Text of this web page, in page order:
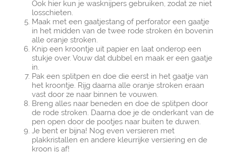
Ook hier kun je wasknijpers gebruiken, zodat ze niet
losschieten.
Maak met een gaatjestang of perforator een gaatje
in het midden van de twee rode stroken én bovenin
alle oranje stroken.
Knip een kroontje uit papier en laat onderop een
stukje over. Vouw dat dubbel en maak er een gaatje
in.
Pak een splitpen en doe die eerst in het gaatje van
het kroontje. Rijg daarna alle oranje stroken eraan
vast door ze naar binnen te vouwen.
Breng alles naar beneden en doe de splitpen door
de rode stroken. Daarna doe je de onderkant van de
pen open door de pootjes naar buiten te duwen.
Je bent er bijna! Nog even versieren met
plakkristallen en andere kleurrijke versiering en de
kroon is af!